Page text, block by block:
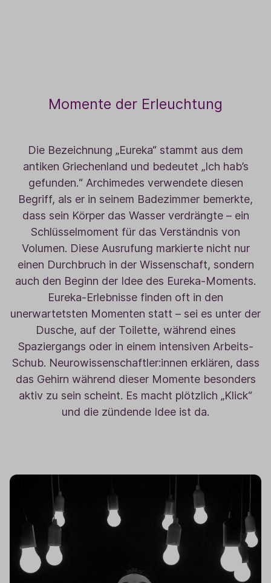
Momente der Erleuchtung
Die Bezeichnung „Eureka“ stammt aus dem
antiken Griechenland und bedeutet „Ich hab’s
gefunden.“ Archimedes verwendete diesen
Begriff, als er in seinem Badezimmer bemerkte,
dass sein Körper das Wasser verdrängte – ein
Schlüsselmoment für das Verständnis von
Volumen. Diese Ausrufung markierte nicht nur
einen Durchbruch in der Wissenschaft, sondern
auch den Beginn der Idee des Eureka-Moments.
Eureka-Erlebnisse finden oft in den
unerwartetsten Momenten statt – sei es unter der
Dusche, auf der Toilette, während eines
Spaziergangs oder in einem intensiven Arbeits-
Schub. Neurowissenschaftler:innen erklären, dass
das Gehirn während dieser Momente besonders
aktiv zu sein scheint. Es macht plötzlich „Klick“
und die zündende Idee ist da.